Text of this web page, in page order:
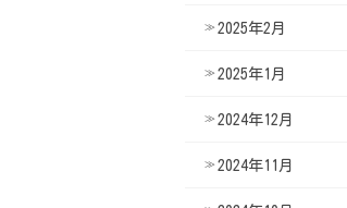
2025年2月
2025年1月
2024年12月
2024年11月